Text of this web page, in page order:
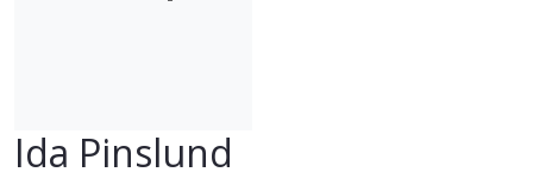
Ida Pinslund